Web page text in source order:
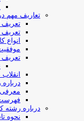
تعاریف مهم
تعریف
تعریف
انواع
تعریف
معرفی
فهرست
درباره رشته
نحوه